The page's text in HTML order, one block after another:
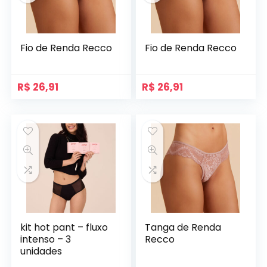
Fio de Renda Recco
R$ 26,91
Fio de Renda Recco
R$ 26,91
kit hot pant – fluxo
intenso – 3
unidades
Tanga de Renda
Recco